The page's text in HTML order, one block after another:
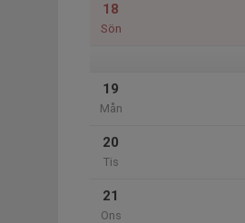
18
Sön
19
Mån
20
Tis
21
Ons